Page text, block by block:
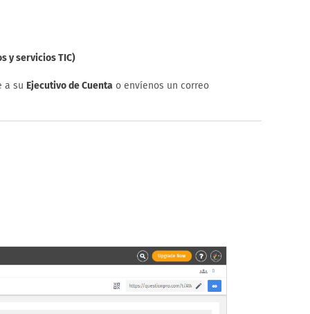
y servicios TIC)
a su Ejecutivo de Cuenta o envíenos un correo